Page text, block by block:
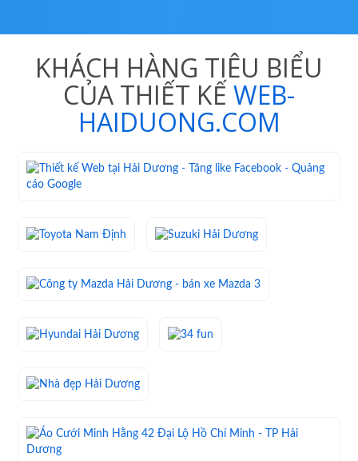
KHÁCH HÀNG TIÊU BIỂU
CỦA THIẾT KẾ WEB-
HAIDUONG.COM